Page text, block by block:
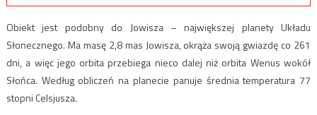
Obiekt jest podobny do Jowisza – największej planety Układu
Słonecznego. Ma masę 2,8 mas Jowisza, okrąża swoją gwiazdę co 261
dni, a więc jego orbita przebiega nieco dalej niż orbita Wenus wokół
Słońca. Według obliczeń na planecie panuje średnia temperatura 77
stopni Celsjusza.